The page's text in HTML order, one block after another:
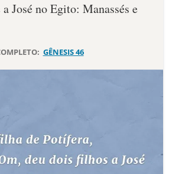
José no Egito: Manassés e
GÊNESIS 46